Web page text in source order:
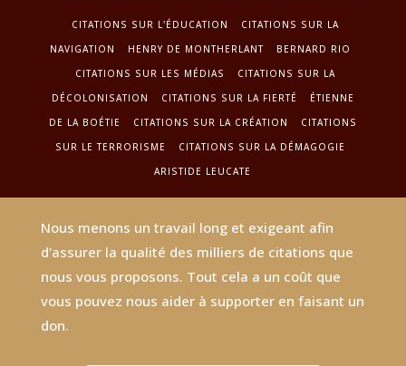
CITATIONS SUR L'ÉDUCATION
CITATIONS SUR LA
NAVIGATION
HENRY DE MONTHERLANT
BERNARD RIO
CITATIONS SUR LES MÉDIAS
CITATIONS SUR LA
DÉCOLONISATION
CITATIONS SUR LA FIERTÉ
ÉTIENNE
DE LA BOÉTIE
CITATIONS SUR LA CRÉATION
CITATIONS
SUR LE TERRORISME
CITATIONS SUR LA DÉMAGOGIE
ARISTIDE LEUCATE
Nous menons un travail long et exigeant afin
d'assurer la qualité des milliers de citations que
nous vous proposons. Tout cela a un coût que
vous pouvez nous aider à supporter en faisant un
don.